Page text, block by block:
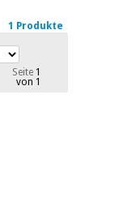
1 Produkte
Seite1
von 1